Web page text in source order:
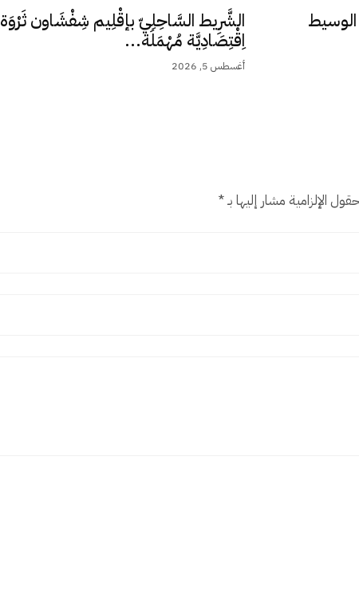
الشَّرِيط السَّاحِلِيّ بإقْلِيم شِفْشَاون ثَرْوَة
اِقْتِصَادِيَّة مُهْمَلَة...
أغسطس 5, 2026
الإلزامية مشار إليها بـ*